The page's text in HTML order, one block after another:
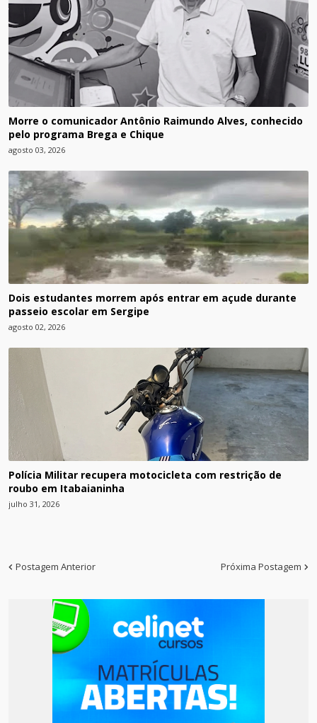
Morre o comunicador Antônio Raimundo Alves, conhecido
pelo programa Brega e Chique
agosto 03, 2026
Dois estudantes morrem após entrar em açude durante
passeio escolar em Sergipe
agosto 02, 2026
Polícia Militar recupera motocicleta com restrição de
roubo em Itabaianinha
julho 31, 2026
Postagem Anterior Próxima Postagem